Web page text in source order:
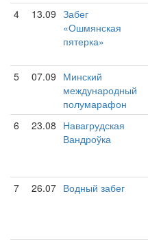
4 13.09 Забег
«Ошмянская
пятерка»
5 07.09 Минский
международный
полумарафон
6 23.08 Навагрудская
Вандроўка
7 26.07 Водный забег